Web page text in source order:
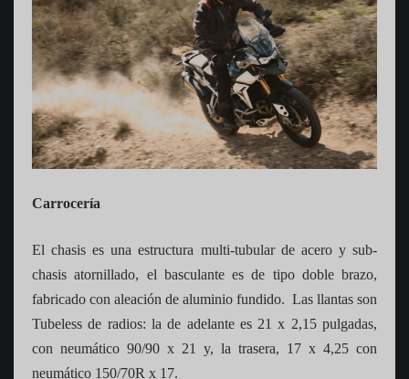
Carrocería
El chasis es una estructura multi-tubular de acero y sub-
chasis atornillado, el basculante es de tipo doble brazo,
fabricado con aleación de aluminio fundido. Las llantas son
Tubeless de radios: la de adelante es 21 x 2,15 pulgadas,
con neumático 90/90 x 21 y, la trasera, 17 x 4,25 con
neumático 150/70R x 17.